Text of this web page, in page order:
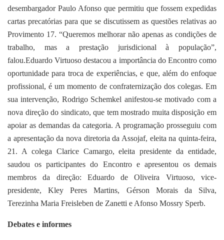
desembargador Paulo Afonso que permitiu que fossem expedidas
cartas precatórias para que se discutissem as questões relativas ao
Provimento 17. “Queremos melhorar não apenas as condições de
trabalho, mas a prestação jurisdicional à população”,
falou.Eduardo Virtuoso destacou a importância do Encontro como
oportunidade para troca de experiências, e que, além do enfoque
profissional, é um momento de confraternização dos colegas. Em
sua intervenção, Rodrigo Schemkel anifestou-se motivado com a
nova direção do sindicato, que tem mostrado muita disposição em
apoiar as demandas da categoria. A programação prosseguiu com
a apresentação da nova diretoria da Assojaf, eleita na quinta-feira,
21. A colega Clarice Camargo, eleita presidente da entidade,
saudou os participantes do Encontro e apresentou os demais
membros da direção: Eduardo de Oliveira Virtuoso, vice-
presidente, Kley Peres Martins, Gérson Morais da Silva,
Terezinha Maria Freisleben de Zanetti e Afonso Mossry Sperb.
Debates e informes